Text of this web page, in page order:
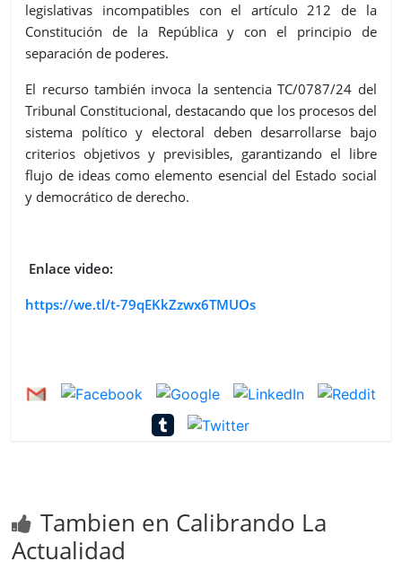
legislativas incompatibles con el artículo 212 de la
Constitución de la República y con el principio de
separación de poderes.
El recurso también invoca la sentencia TC/0787/24 del
Tribunal Constitucional, destacando que los procesos del
sistema político y electoral deben desarrollarse bajo
criterios objetivos y previsibles, garantizando el libre
flujo de ideas como elemento esencial del Estado social
y democrático de derecho.
Enlace video:
https://we.tl/t-79qEKkZzwx6TMUOs
Tambien en Calibrando La
Actualidad